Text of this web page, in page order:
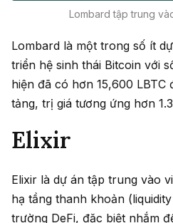
Lombard tập trung
Lombard là một trong số ít
triển hệ sinh thái Bitcoin với
hiện đã có hơn 15,600
tảng, trị giá tương ứng hơn
Elixir
Elixir là dự án tập trung vào
hạ tầng thanh khoản
trường DeFi, đặc biệt nhắm